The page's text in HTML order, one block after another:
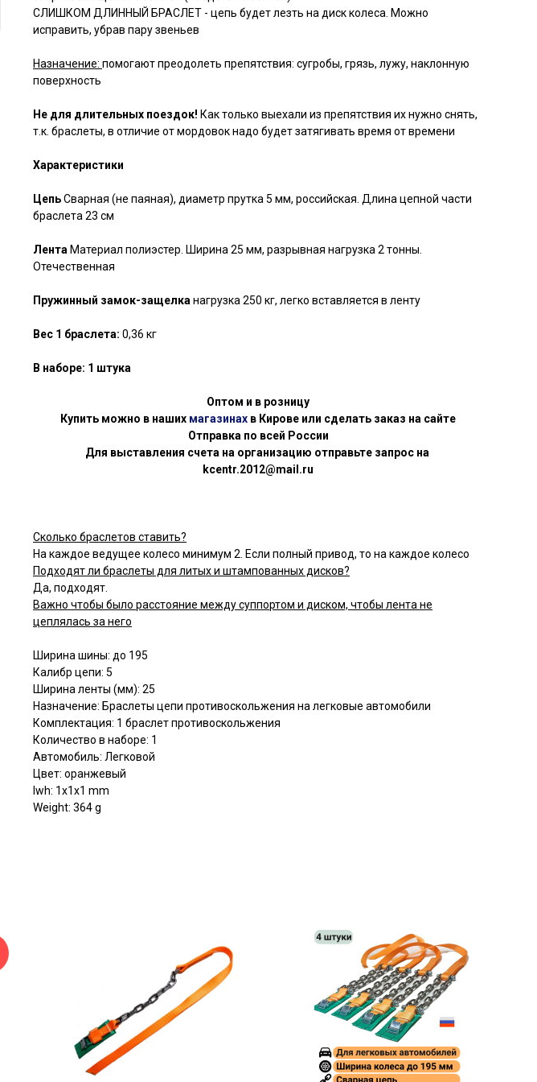
СЛИШКОМ ДЛИННЫЙ БРАСЛЕТ - цепь будет лезть на диск колеса. Можно
исправить, убрав пару звеньев
Назначение: помогают преодолеть препятствия: сугробы, грязь, лужу, наклонную
поверхность
Не для длительных поездок! Как только выехали из препятствия их нужно снять,
т.к. браслеты, в отличие от мордовок надо будет затягивать время от времени
Характеристики
ЦепьСварная (не паяная), диаметр прутка 5 мм, российская. Длина цепной части
браслета 23 см
Лента Материал полиэстер. Ширина 25 мм, разрывная нагрузка 2 тонны.
Отечественная
Пружинный замок-защелканагрузка 250 кг, легко вставляется в ленту
Вес 1 браслета: 0,36 кг
В наборе: 1 штука
Оптом и в розницу
Купить можно в наших магазинах в Кирове или сделать заказ на сайте
Отправка по всей России
Для выставления счета на организацию отправьте запрос на
kcentr.2012@mail.ru
Сколько браслетов ставить?
На каждое ведущее колесо минимум 2. Если полный привод, то на каждое колесо
Подходят ли браслеты для литых и штампованных дисков?
Да, подходят.
Важно чтобы было расстояние между суппортом и диском, чтобы лента не
цеплялась за него
Ширина шины: до 195
Калибр цепи: 5
Ширина ленты (мм): 25
Назначение: Браслеты цепи противоскольжения на легковые автомобили
Комплектация: 1 браслет противоскольжения
Количество в наборе: 1
Автомобиль: Легковой
Цвет: оранжевый
lwh: 1x1x1 mm
Weight: 364 g